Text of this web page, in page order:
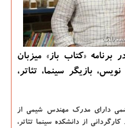
«كتاب باز» میزبان
بازیگر سینما، تئاتر،
دارای مدرك مهندس شیمی از
از دانشكده سینما تئاتر،